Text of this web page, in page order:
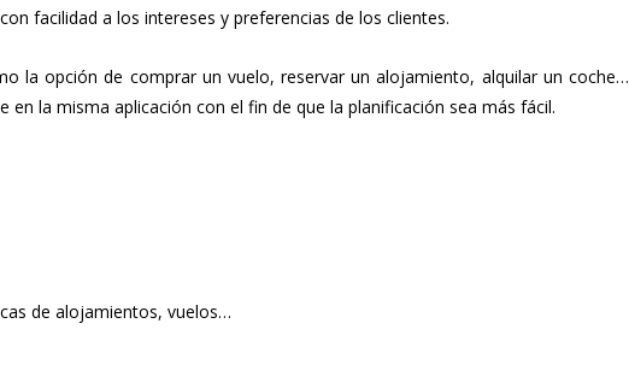
facilidad a los intereses y preferencias de los clientes.
la opción de comprar un vuelo, reservar un alojamiento, alquilar un coche…
la misma aplicación con el fin de que la planificación sea más fácil.
de alojamientos, vuelos…